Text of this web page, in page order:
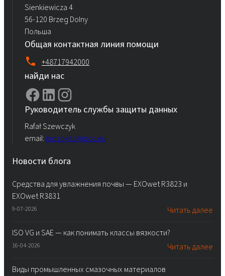
Sienkiewicza 4
56-120 Brzeg Dolny
Польша
Общая контактная линия помощи
+48717942000
найди нас
Руководитель службы защиты данных
Rafał Szewczyk
email: iod.rokita@pcc.eu
Новости блога
Средства для увлажнения почвы — EXOwet R3823 и
EXOwet R3831
9-07-2026 Читать далее
ISO VG и SAE — как понимать классы вязкости?
16-04-2026 Читать далее
Виды промышленных смазочных материалов